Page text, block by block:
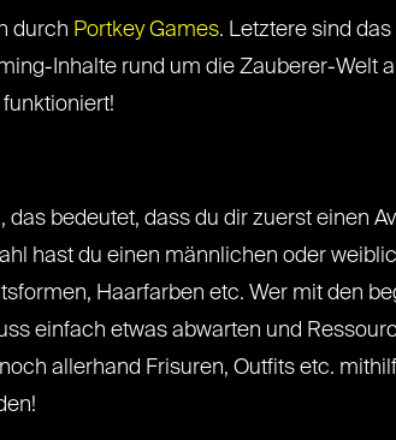
durch Portkey Games. Letztere sind
Inhalte rund um die Zauberer-Welt
das bedeutet, dass du dir zuerst einen
hast du einen männlichen oder
Haarfarben etc. Wer mit den
einfach etwas abwarten und
allerhand Frisuren, Outfits etc.